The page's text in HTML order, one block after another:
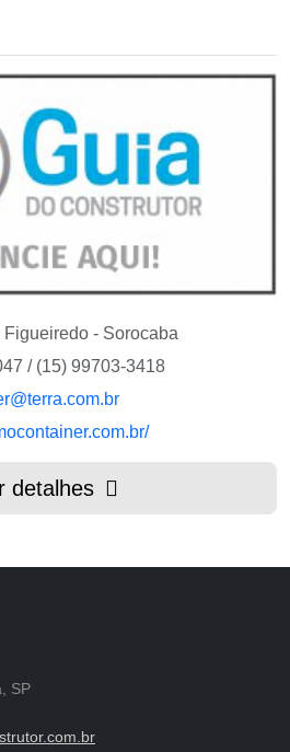
Figueiredo - Sorocaba
/ (15) 99703-3418
detalhes
SP